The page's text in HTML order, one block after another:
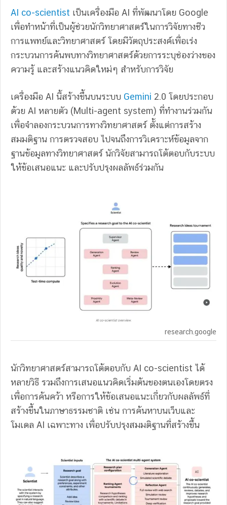
AI co-scientist เป็นเครื่องมือ AI ที่พัฒนาโดย Google
เพื่อทำหน้าที่เป็นผู้ช่วยนักวิทยาศาสตร์ในการวิจัยทางชีว
การแพทย์และวิทยาศาสตร์ โดยมีวัตถุประสงค์เพื่อเร่ง
กระบวนการค้นพบทางวิทยาศาสตร์ด้วยการระบุช่องว่างของ
ความรู้ และสร้างแนวคิดใหม่ๆ สำหรับการวิจัย
เครื่องมือ AI นี้สร้างขึ้นบนระบบ Gemini 2.0 โดยประกอบ
ด้วย AI หลายตัว (Multi-agent system) ที่ทำงานร่วมกัน
เพื่อจำลองกระบวนการทางวิทยาศาสตร์ ตั้งแต่การสร้าง
สมมติฐาน การตรวจสอบ ไปจนถึงการวิเคราะห์ข้อมูลจาก
ฐานข้อมูลทางวิทยาศาสตร์ นักวิจัยสามารถโต้ตอบกับระบบ
ให้ข้อเสนอแนะ และปรับปรุงผลลัพธ์ร่วมกัน
research.google
นักวิทยาศาสตร์สามารถโต้ตอบกับ AI co-scientist ได้
หลายวิธี รวมถึงการเสนอแนวคิดเริ่มต้นของตนเองโดยตรง
เพื่อการค้นคว้า หรือการให้ข้อเสนอแนะเกี่ยวกับผลลัพธ์ที่
สร้างขึ้นในภาษาธรรมชาติ เช่น การค้นหาบนเว็บและ
โมเดล AI เฉพาะทาง เพื่อปรับปรุงสมมติฐานที่สร้างขึ้น